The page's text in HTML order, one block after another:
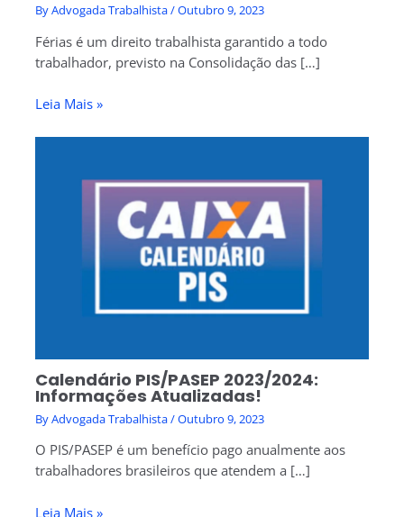
ByAdvogada Trabalhista/Outubro 9, 2023
Férias é um direito trabalhista garantido a todo
trabalhador, previsto na Consolidação das […]
Leia Mais »
Calendário PIS/PASEP 2023/2024:
Informações Atualizadas!
ByAdvogada Trabalhista/Outubro 9, 2023
O PIS/PASEP é um benefício pago anualmente aos
trabalhadores brasileiros que atendem a […]
Leia Mais »